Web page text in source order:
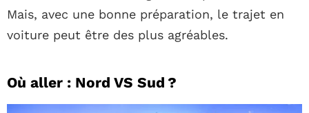
Mais, avec une bonne préparation, le trajet en
voiture peut être des plus agréables.
Où aller : Nord VS Sud ?